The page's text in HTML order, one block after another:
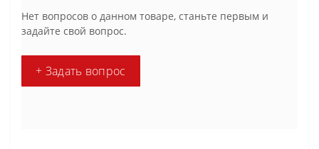
Нет вопросов о данном товаре, станьте первым и
задайте свой вопрос.
+ Задать вопрос